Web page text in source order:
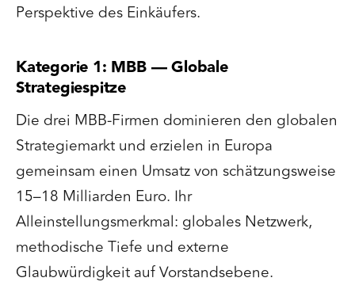
Perspektive des Einkäufers.
Kategorie 1: MBB — Globale
Strategiespitze
Die drei MBB-Firmen dominieren den globalen
Strategiemarkt und erzielen in Europa
gemeinsam einen Umsatz von schätzungsweise
15–18 Milliarden Euro. Ihr
Alleinstellungsmerkmal: globales Netzwerk,
methodische Tiefe und externe
Glaubwürdigkeit auf Vorstandsebene.